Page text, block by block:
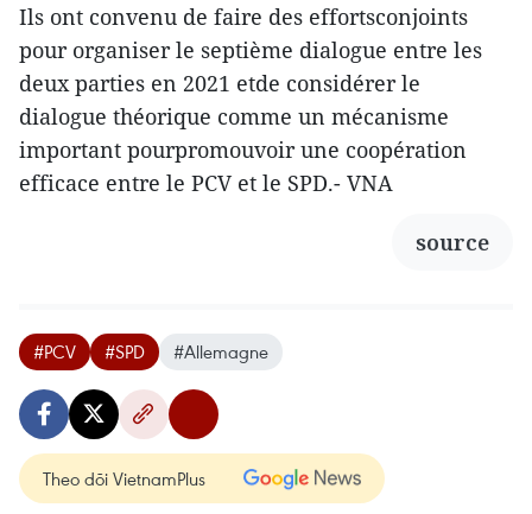
Ils ont convenu de faire des effortsconjoints
pour organiser le septième dialogue entre les
deux parties en 2021 etde considérer le
dialogue théorique comme un mécanisme
important pourpromouvoir une coopération
efficace entre le PCV et le SPD.- VNA
source
#PCV #SPD #Allemagne
Theo dõi VietnamPlus